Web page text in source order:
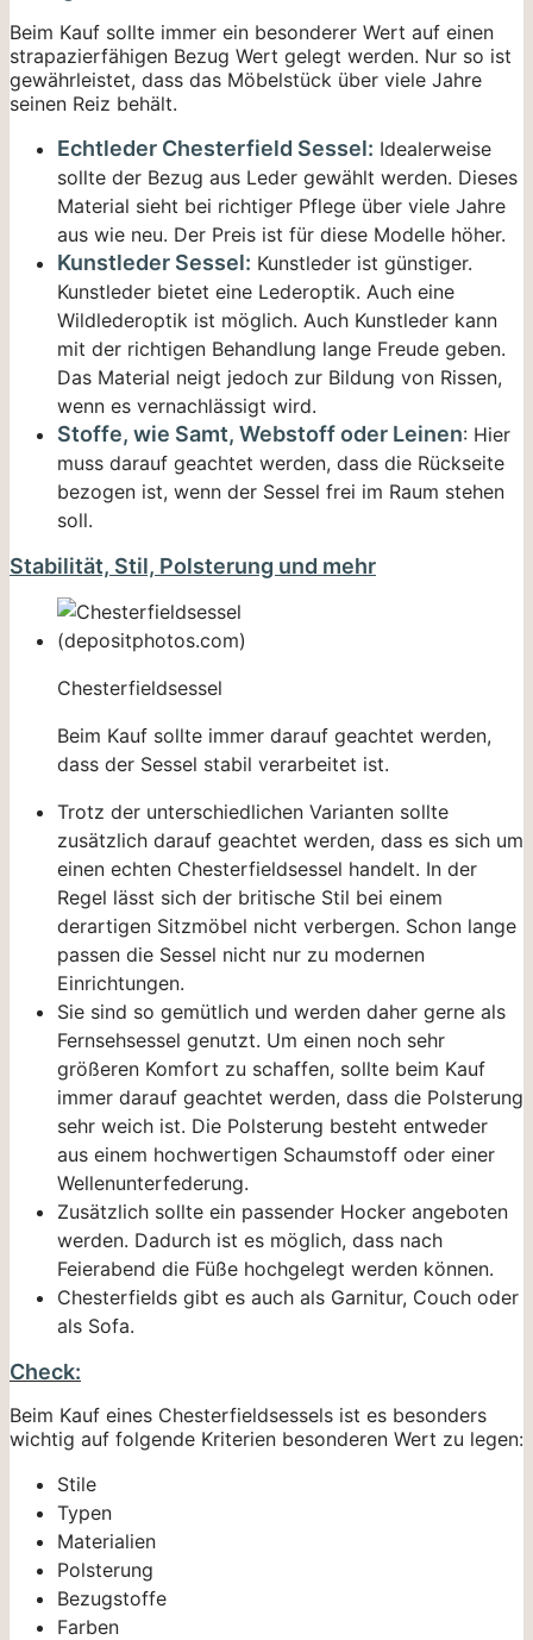
Beim Kauf sollte immer ein besonderer Wert auf einen
strapazierfähigen Bezug Wert gelegt werden. Nur so ist
gewährleistet, dass das Möbelstück über viele Jahre
seinen Reiz behält.
Echtleder Chesterfield Sessel: Idealerweise
sollte der Bezug aus Leder gewählt werden. Dieses
Material sieht bei richtiger Pflege über viele Jahre
aus wie neu. Der Preis ist für diese Modelle höher.
Kunstleder Sessel: Kunstleder ist günstiger.
Kunstleder bietet eine Lederoptik. Auch eine
Wildlederoptik ist möglich. Auch Kunstleder kann
mit der richtigen Behandlung lange Freude geben.
Das Material neigt jedoch zur Bildung von Rissen,
wenn es vernachlässigt wird.
Stoffe, wie Samt, Webstoff oder Leinen: Hier
muss darauf geachtet werden, dass die Rückseite
bezogen ist, wenn der Sessel frei im Raum stehen
soll.
Stabilität, Stil, Polsterung und mehr
Chesterfieldsessel
Beim Kauf sollte immer darauf geachtet werden,
dass der Sessel stabil verarbeitet ist.
Trotz der unterschiedlichen Varianten sollte
zusätzlich darauf geachtet werden, dass es sich um
einen echten Chesterfieldsessel handelt. In der
Regel lässt sich der britische Stil bei einem
derartigen Sitzmöbel nicht verbergen. Schon lange
passen die Sessel nicht nur zu modernen
Einrichtungen.
Sie sind so gemütlich und werden daher gerne als
Fernsehsessel genutzt. Um einen noch sehr
größeren Komfort zu schaffen, sollte beim Kauf
immer darauf geachtet werden, dass die Polsterung
sehr weich ist. Die Polsterung besteht entweder
aus einem hochwertigen Schaumstoff oder einer
Wellenunterfederung.
Zusätzlich sollte ein passender Hocker angeboten
werden. Dadurch ist es möglich, dass nach
Feierabend die Füße hochgelegt werden können.
Chesterfields gibt es auch als Garnitur, Couch oder
als Sofa.
Check:
Beim Kauf eines Chesterfieldsessels ist es besonders
wichtig auf folgende Kriterien besonderen Wert zu legen:
Stile
Typen
Materialien
Polsterung
Bezugstoffe
Farben